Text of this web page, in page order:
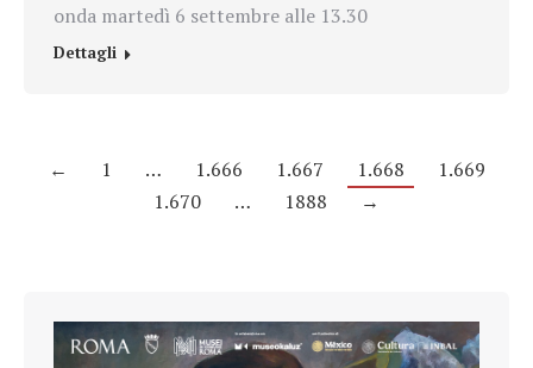
onda martedì 6 settembre alle 13.30
Dettagli
← 1 … 1.666 1.667 1.668
1.669
1.670
… 1888 →